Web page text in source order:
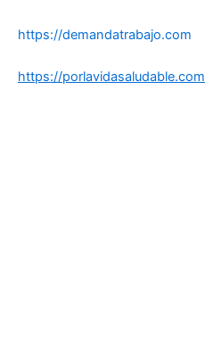
https://demandatrabajo.com
https://porlavidasaludable.com